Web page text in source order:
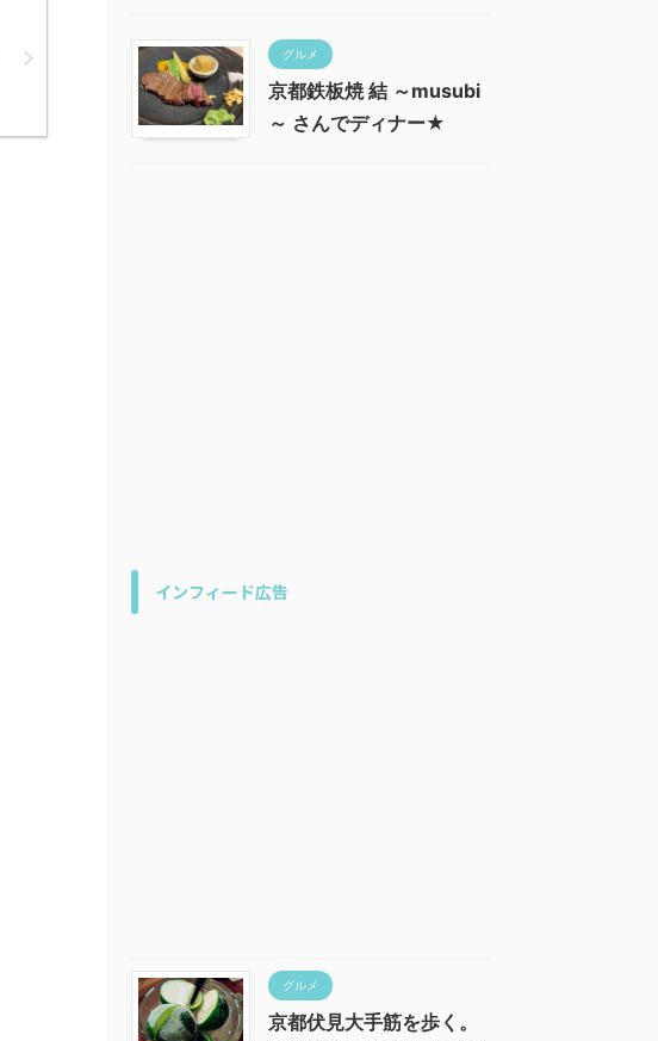
グルメ
京都鉄板焼 結 ～musubi
～ さんでディナー★
インフィード広告
グルメ
京都伏見大手筋を歩く。